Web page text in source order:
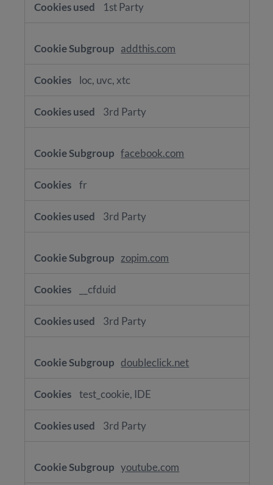
1st Party
addthis.com
loc, uvc, xtc
3rd Party
facebook.com
fr
3rd Party
zopim.com
__cfduid
3rd Party
doubleclick.net
test_cookie, IDE
3rd Party
youtube.com